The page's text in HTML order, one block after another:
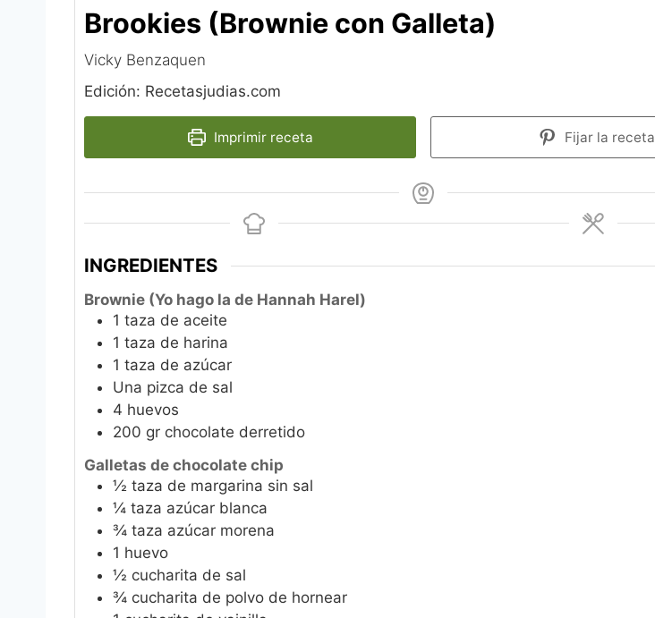
Brookies (Brownie con Galleta)
Vicky Benzaquen
Edición: Recetasjudias.com
Imprimir receta Fijar la receta
INGREDIENTES
Brownie (Yo hago la de Hannah Harel)
1 taza de aceite
1 taza de harina
1 taza de azúcar
Una pizca de sal
4 huevos
200 gr chocolate derretido
Galletas de chocolate chip
½ taza de margarina sin sal
¼ taza azúcar blanca
¾ taza azúcar morena
1 huevo
½ cucharita de sal
¾ cucharita de polvo de hornear